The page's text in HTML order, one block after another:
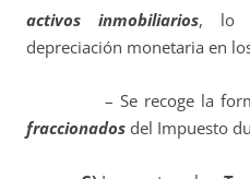
activos inmobiliarios, lo
depreciación monetaria en
– Se recoge la forma
fraccionados del Impuesto